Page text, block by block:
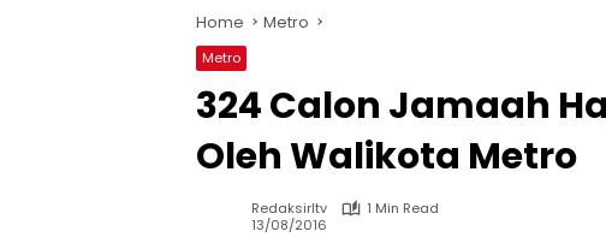
Home Metro
Metro
324 Calon Jamaah
Oleh Walikota Metro
Redaksirltv
1 Min Read
13/08/2016